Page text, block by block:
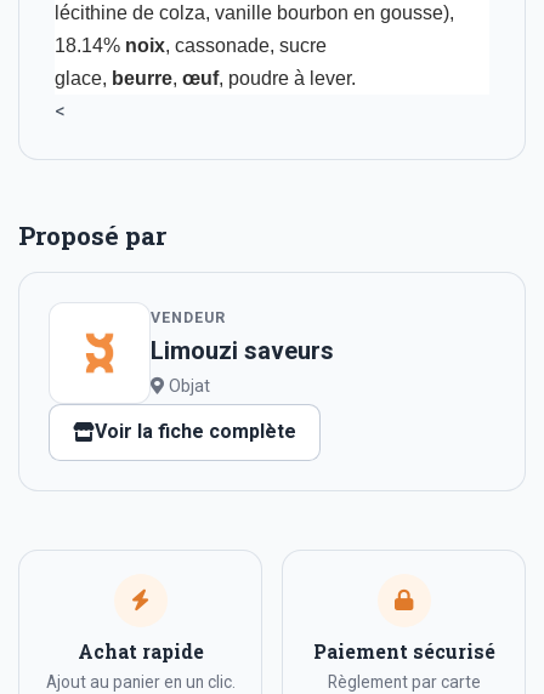
lécithine de colza, vanille bourbon en gousse),
18.14% noix, cassonade, sucre
glace, beurre, œuf, poudre à lever.
<
Proposé par
VENDEUR
Limouzi saveurs
Objat
Voir la fiche complète
Achat rapide
Ajout au panier en un clic.
Paiement sécurisé
Règlement par carte